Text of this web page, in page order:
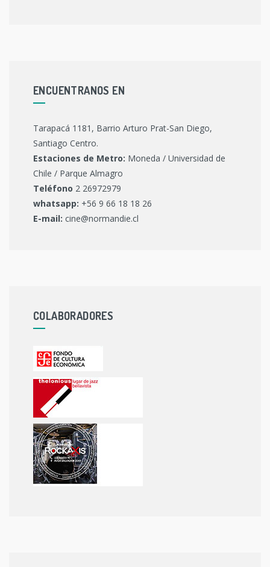
ENCUENTRANOS EN
Tarapacá 1181, Barrio Arturo Prat-San Diego,
Santiago Centro.
Estaciones de Metro: Moneda / Universidad de
Chile / Parque Almagro
Teléfono 2 26972979
whatsapp: +56 9 66 18 18 26
E-mail: cine@normandie.cl
COLABORADORES